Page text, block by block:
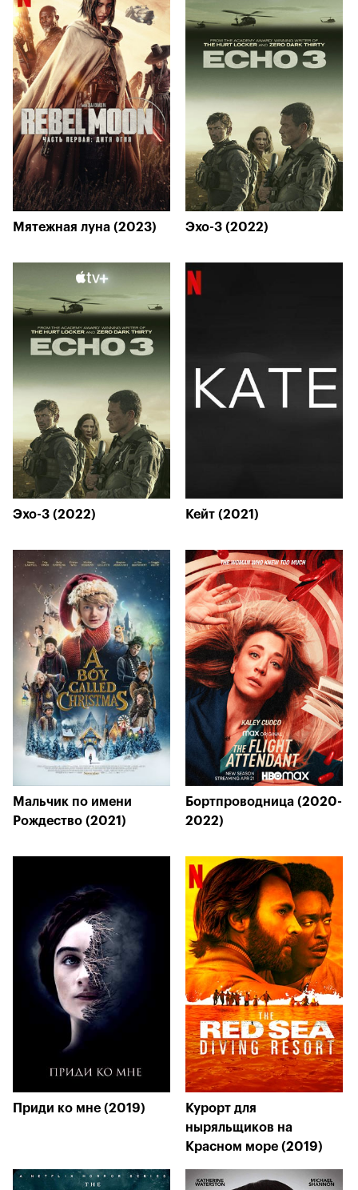
Мятежная луна (2023) Эхо-3 (2022)
Эхо-3 (2022) Кейт (2021)
Мальчик по имени
Рождество (2021)
Бортпроводница (2020-
2022)
Приди ко мне (2019)
Курорт для
ныряльщиков на
Красном море (2019)